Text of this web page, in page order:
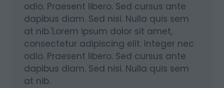
odio. Praesent libero. Sed cursus ante
dapibus diam. Sed nisi. Nulla quis sem
at nib.'Lorem ipsum dolor sit amet,
consectetur adipiscing elit. Integer nec
odio. Praesent libero. Sed cursus ante
dapibus diam. Sed nisi. Nulla quis sem
at nib.